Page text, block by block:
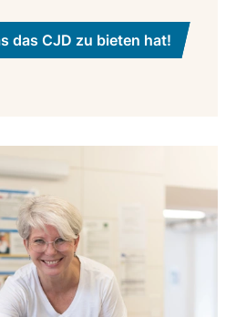
das CJD zu bieten hat!